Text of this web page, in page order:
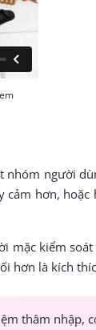
người
hơn,
mặc kiểm
hơn là kích
thâm nhập,